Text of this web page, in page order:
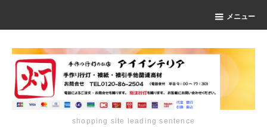
メニュー
shopping site leading sentence